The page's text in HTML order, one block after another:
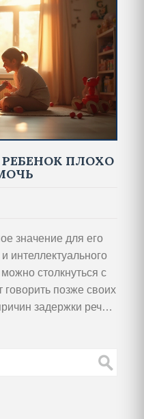
конкретно и
тратили время на
ПЛОХО
значение для его
интеллектуального
столкнуться с
позже своих
задержки речи и
о возможных
жизнь.